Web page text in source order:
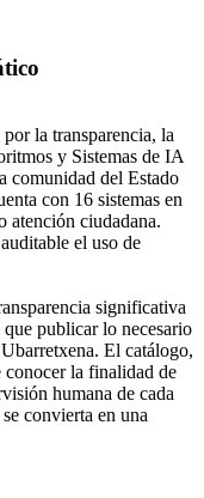
la transparencia, la
y Sistemas de IA
comunidad del Estado
con 16 sistemas en
atención ciudadana.
el uso de
significativa
publicar lo necesario
El catálogo,
la finalidad de
humana de cada
convierta en una